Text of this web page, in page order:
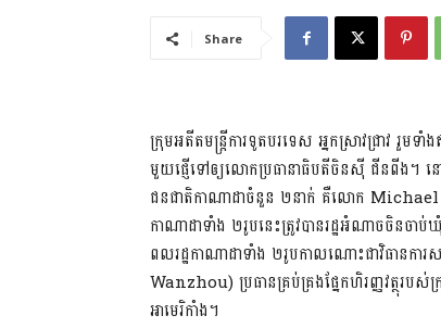
Share
ក្រុម​អតីត​មន្រ្តីការទូត​បរទេស អ្នកស្រាវជ្រាវ
មួយ​ផ្ញើ​ទៅ​ឲ្យ​លោក​ប្រធានាធិបតី​ចិន​ស៊ី ជីនពីង។ នៅ​
ជនជាតិ​កាណាដា​ចំនួន ២នាក់ គឺ​លោក
កាណាដា​ទាំង ២រូប​នេះ​ត្រូវ​បាន​រដ្ឋអំណាច​ចិន​ចាប់​
ពលរដ្ឋ​កាណាដា​ទាំង ២រូប​កាល​ណោះ​ជា​វិធានក
Wanzhou) ប្រធាន​គ្រប់គ្រង​ផ្នែក​ហិរញ្ញវត្ថុ​រ
អាមេរិកាំង។